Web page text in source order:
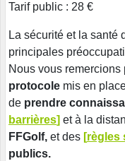
Tarif public : 28 €
La sécurité et la santé
principales
Nous vous remercions
protocole mis en
de prendre
barrières] et à la
FFGolf, et des [règles
publics.